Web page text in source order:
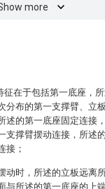
more
征在于包括第一底座，
分布的第一支撑臂、立
述的第一底座固定连接
支撑臂摆动连接，所述
接；
动时，所述的立板远离
与所述的第一底座的上端